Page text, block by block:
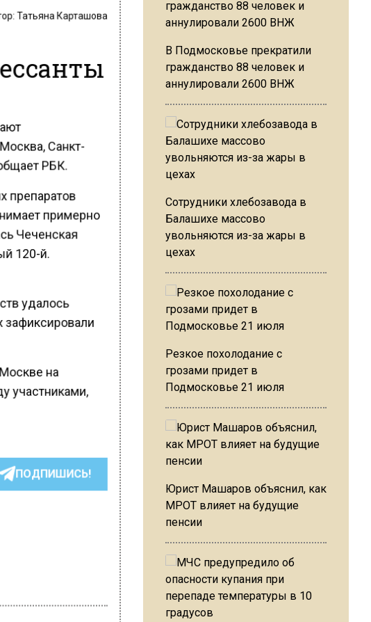
Татьяна Карташова
Санкт-
РБК.
препаратов
примерно
Чеченская
120-й.
удалось
зафиксировали
на
участниками,
ПОДПИШИСЬ!
В Подмосковье прекратили
гражданство 88 человек и
аннулировали 2600 ВНЖ
Сотрудники хлебозавода в
Балашихе массово
увольняются из-за жары в
цехах
Резкое похолодание с
грозами придет в
Подмосковье 21 июля
Юрист Машаров объяснил, как
МРОТ влияет на будущие
пенсии